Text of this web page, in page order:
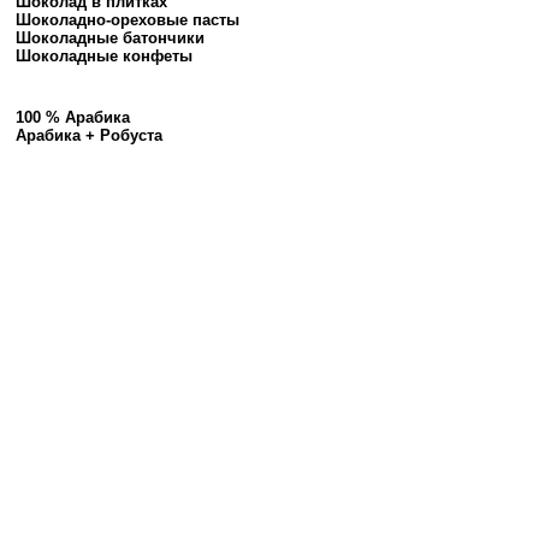
Шоколадно-ореховые пасты
Шоколадные батончики
Шоколадные конфеты
100 % Арабика
Арабика + Робуста